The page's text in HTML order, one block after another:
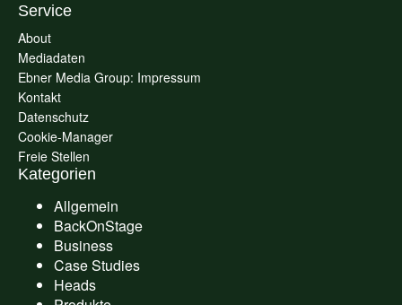
Service
About
Mediadaten
Ebner Media Group: Impressum
Kontakt
Datenschutz
Cookie-Manager
Freie Stellen
Kategorien
Allgemein
BackOnStage
Business
Case Studies
Heads